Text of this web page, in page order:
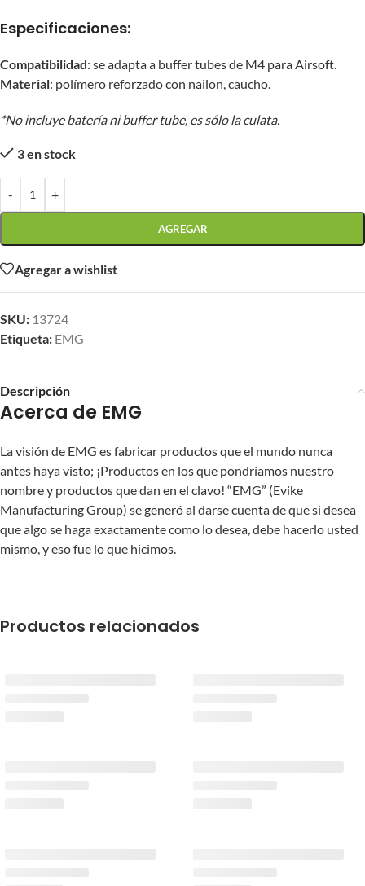
Especificaciones:
Compatibilidad: se adapta a buffer tubes de M4 para Airsoft.
Material: polímero reforzado con nailon, caucho.
*No incluye batería ni buffer tube, es sólo la culata.
3 en stock
- +
AGREGAR
Agregar a wishlist
SKU: 13724
Etiqueta: EMG
Descripción
Acerca de EMG
La visión de EMG es fabricar productos que el mundo nunca
antes haya visto; ¡Productos en los que pondríamos nuestro
nombre y productos que dan en el clavo! “EMG” (Evike
Manufacturing Group) se generó al darse cuenta de que si desea
que algo se haga exactamente como lo desea, debe hacerlo usted
mismo, y eso fue lo que hicimos.
Productos relacionados